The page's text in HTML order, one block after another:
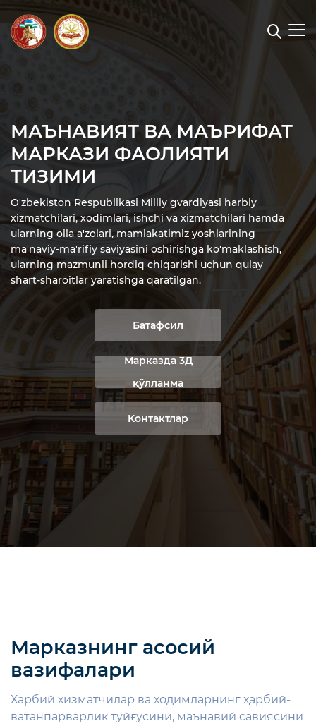
МАЪНАВИЯТ ВА МАЪРИФАТ
МАРКАЗИ ФАОЛИЯТИ
ТИЗИМИ
O'zbekiston Respublikasi Мilliy gvardiyasi harbiy
xizmatchilari, xodimlari, ishchi va xizmatchilari hamda
ularning oila a'zolari, mamlakatimiz yoshlarining
ma'naviy-ma'rifiy saviyasini oshirishga ko'maklashish,
ularning mazmunli hordiq chiqarishi uchun qulay
shart-sharoitlar yaratishga qaratilgan.
Батафсил
Марказда 3Д
қўлланма
Kонтактлар
Марказнинг асосий
вазифалари
Харбий хизматчилар ва ходимларнинг ҳарбий-
ватанпарварлик туйғусини, маънавий савиясини